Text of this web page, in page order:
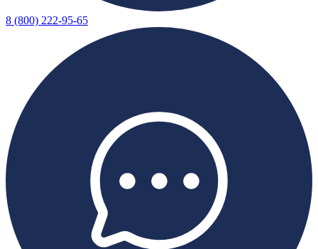
8 (800) 222-95-65